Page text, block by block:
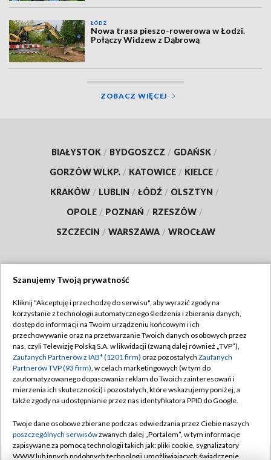
ŁÓDŹ
Nowa trasa pieszo-rowerowa w Łodzi.
Połączy Widzew z Dąbrową
ZOBACZ WIĘCEJ
BIAŁYSTOK / BYDGOSZCZ / GDAŃSK /
GORZÓW WLKP. / KATOWICE / KIELCE /
KRAKÓW / LUBLIN / ŁÓDŹ / OLSZTYN /
OPOLE / POZNAŃ / RZESZÓW /
SZCZECIN / WARSZAWA / WROCŁAW
TVP
Abonament TVP
Emisja w TVP
Centrum informacji TVP
Naziemna Telewizja Cyfrowa
Rada Programowa
System NOS
Regulamin TVP
Polityka prywatności
Moje zgody
Pomoc
Kontakt
Szanujemy Twoją prywatność
Kliknij "Akceptuję i przechodzę do serwisu", aby wyrazić zgody na
korzystanie z technologii automatycznego śledzenia i zbierania danych,
dostęp do informacji na Twoim urządzeniu końcowym i ich
przechowywanie oraz na przetwarzanie Twoich danych osobowych przez
nas, czyli Telewizję Polską S.A. w likwidacji (zwaną dalej również „TVP”),
Zaufanych Partnerów z IAB* (1201 firm) oraz pozostałych Zaufanych
Partnerów TVP (93 firm), w celach marketingowych (w tym do
zautomatyzowanego dopasowania reklam do Twoich zainteresowań i
mierzenia ich skuteczności) i pozostałych, które wskazujemy poniżej, a
także zgody na udostępnianie przez nas identyfikatora PPID do Google.
Twoje dane osobowe zbierane podczas odwiedzania przez Ciebie naszych
poszczególnych serwisówzwanych dalej „Portalem”, w tym informacje
zapisywane za pomocą technologii takich jak: pliki cookie, sygnalizatory
WWW lub innych podobnych technologii umożliwiających świadczenie